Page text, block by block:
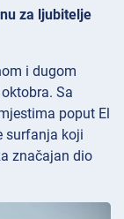
za ljubitelje
i dugom
Sa
poput El
surfanja koji
značajan dio